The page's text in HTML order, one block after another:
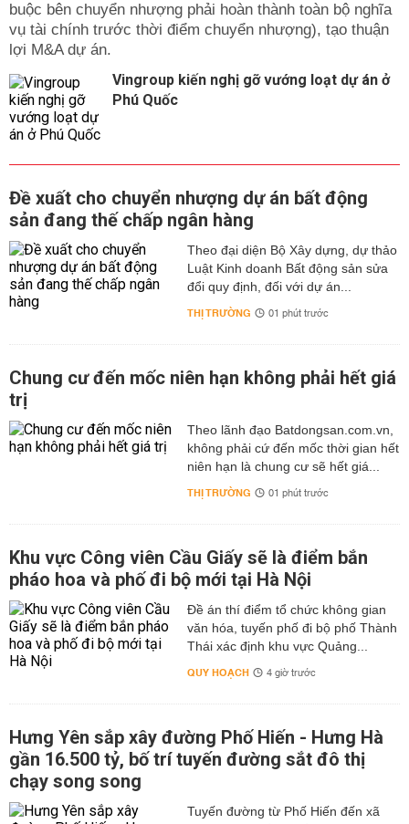
buộc bên chuyển nhượng phải hoàn thành toàn bộ nghĩa
vụ tài chính trước thời điểm chuyển nhượng), tạo thuận
lợi M&A dự án.
Vingroup kiến nghị gỡ vướng loạt dự án ở
Phú Quốc
Đề xuất cho chuyển nhượng dự án bất động
sản đang thế chấp ngân hàng
Theo đại diện Bộ Xây dựng, dự thảo
Luật Kinh doanh Bất động sản sửa
đổi quy định, đối với dự án...
THỊ TRƯỜNG 01 phút trước
Chung cư đến mốc niên hạn không phải hết giá
trị
Theo lãnh đạo Batdongsan.com.vn,
không phải cứ đến mốc thời gian hết
niên hạn là chung cư sẽ hết giá...
THỊ TRƯỜNG 01 phút trước
Khu vực Công viên Cầu Giấy sẽ là điểm bắn
pháo hoa và phố đi bộ mới tại Hà Nội
Đề án thí điểm tổ chức không gian
văn hóa, tuyến phố đi bộ phố Thành
Thái xác định khu vực Quảng...
QUY HOẠCH 4 giờ trước
Hưng Yên sắp xây đường Phố Hiến - Hưng Hà
gần 16.500 tỷ, bố trí tuyến đường sắt đô thị
chạy song song
Tuyến đường từ Phố Hiến đến xã